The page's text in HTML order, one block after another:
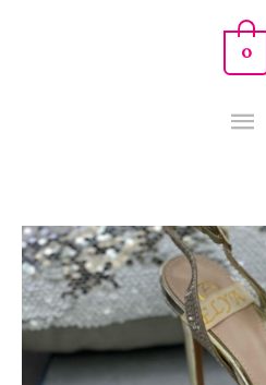
0
ZAPATO
SALON
JOYA
cantidad